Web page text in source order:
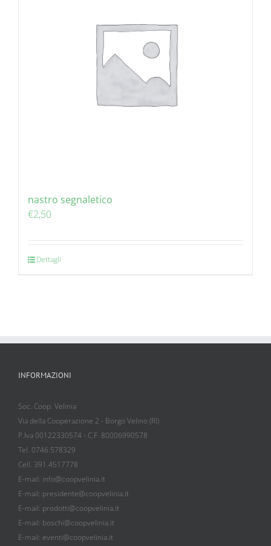
nastro segnaletico
€2,50
Dettagli
INFORMAZIONI
Soc. Coop. Velinia
Via della Cooperazione 2 - Borgo Velino (RI)
P.Iva 00122330574 - C.F. 80006990578
Tel. 0746.578329
Cell. 391.4517778
E-mail: info@coopvelinia.it
E-mail: presidente@coopvelinia.it
E-mail: prodotti@coopvelinia.it
E-mail: boschi@coopvelinia.it
E-mail: eventi@coopvelinia.it